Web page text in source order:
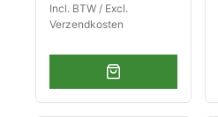
Incl. BTW / Excl.
Verzendkosten